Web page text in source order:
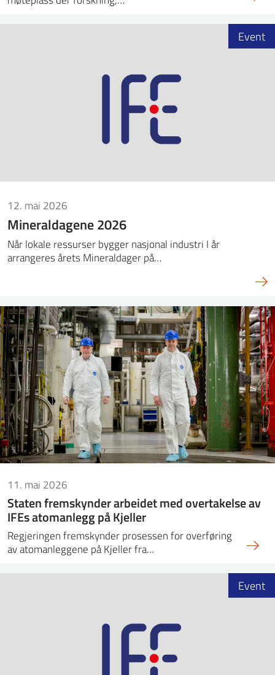
12. mai 2026
Mineraldagene 2026
Når lokale ressurser bygger nasjonal industri I år
arrangeres årets Mineraldager på…
Event
11. mai 2026
Staten fremskynder arbeidet med overtakelse av
IFEs atomanlegg på Kjeller
Regjeringen fremskynder prosessen for overføring
av atomanleggene på Kjeller fra…
Event